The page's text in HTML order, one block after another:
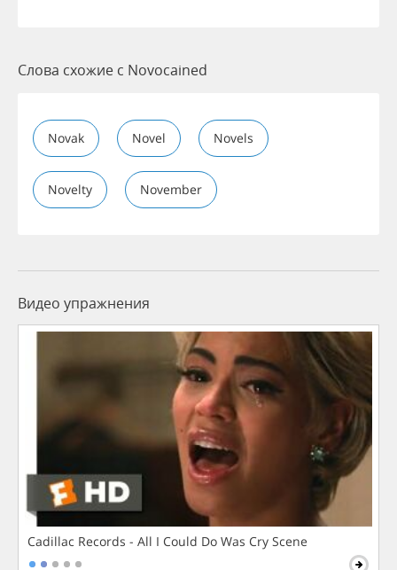
Слова схожие с Novocained
Novak Novel Novels
Novelty November
Видео упражнения
Cadillac Records - All I Could Do Was Cry Scene